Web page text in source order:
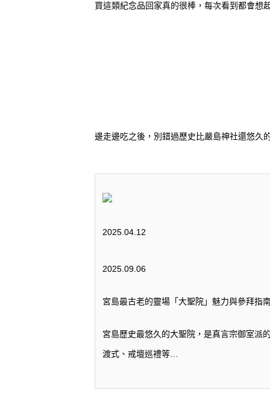
買這類紀念品回家真的很棒，每次看到都會想
邊走邊吃之後，別錯過歷史比嚴島神社還悠久
2025.04.12
2025.09.06
宮島最古老的靈場「大聖院」魅力與參拜指
宮島歷史最悠久的大聖院，是真言宗御室派
渡式、戒壇巡禮等…